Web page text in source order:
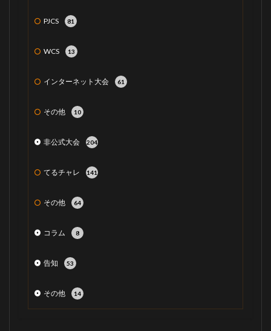
PJCS 81
WCS 13
インターネット大会 61
その他 10
非公式大会 204
てるチャレ 141
その他 64
コラム 8
告知 53
その他 14